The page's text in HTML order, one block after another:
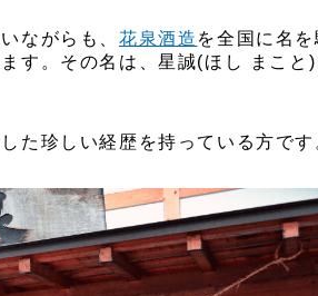
ながらも、花泉酒造 を全国に名を
す。その名は、星誠(ほし まこと)
た珍しい経歴を持っている方です